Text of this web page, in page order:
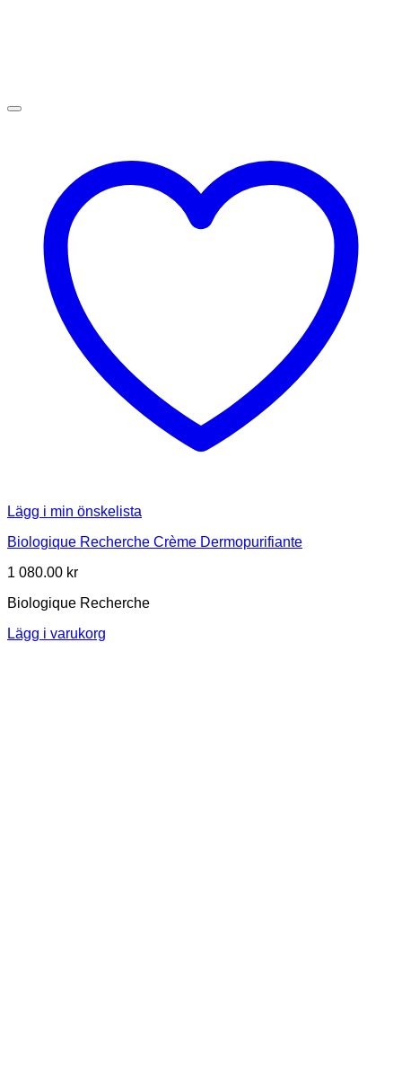
Lägg i min önskelista
Biologique Recherche Crème Dermopurifiante
1 080.00 kr
Biologique Recherche
Lägg i varukorg